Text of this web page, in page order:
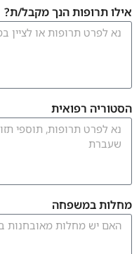
אילו תרופות הנך מקבל/ת?
הסטוריה רפואית
מחלות במשפחה